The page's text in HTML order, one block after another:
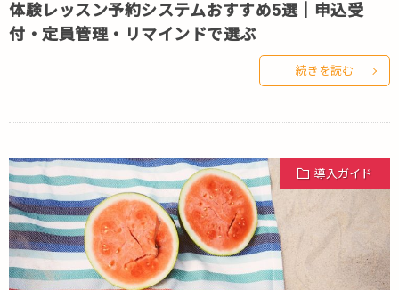
体験レッスン予約システムおすすめ5選｜申込受
付・定員管理・リマインドで選ぶ
続きを読む
導入ガイド